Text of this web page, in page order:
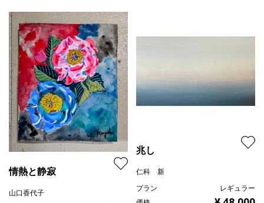
情熱と静寂
山口香代子
兆し
仁科 新
プラン
レギュラー